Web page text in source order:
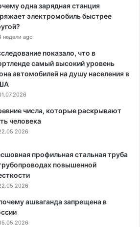
одна зарядная станция
электромобиль быстрее
недели ago
показало, что в
самый высокий уровень
автомобилей на душу населения в
числа, которые раскрывают
человека
профильная стальная труба
повышенной
ашваганда запрещена в